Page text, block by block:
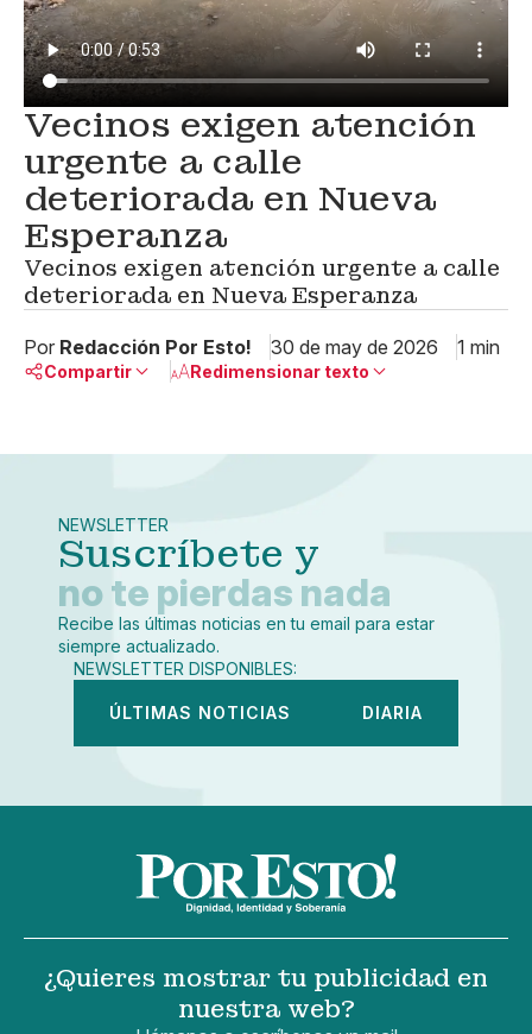
Vecinos exigen atención
urgente a calle
deteriorada en Nueva
Esperanza
Vecinos exigen atención urgente a calle
deteriorada en Nueva Esperanza
Por Redacción Por Esto! 30 de may de 2026 1 min
Compartir
Copiar enlace
Redimensionar texto
NEWSLETTER
Suscríbete y
no te pierdas nada
Recibe las últimas noticias en tu email para estar
siempre actualizado.
NEWSLETTER DISPONIBLES:
ÚLTIMAS NOTICIAS DIARIA
¿Quieres mostrar tu publicidad en
nuestra web?